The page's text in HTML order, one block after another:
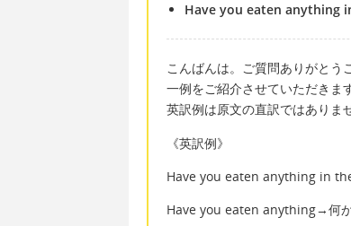
Have you eaten anything
こんばんは。ご質問ありがとう
一例をご紹介させていただきま
英訳例は原文の直訳ではありま
《英訳例》
Have you eaten anything in
Have you eaten anything→何